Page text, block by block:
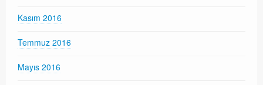
Kasım 2016
Temmuz 2016
Mayıs 2016